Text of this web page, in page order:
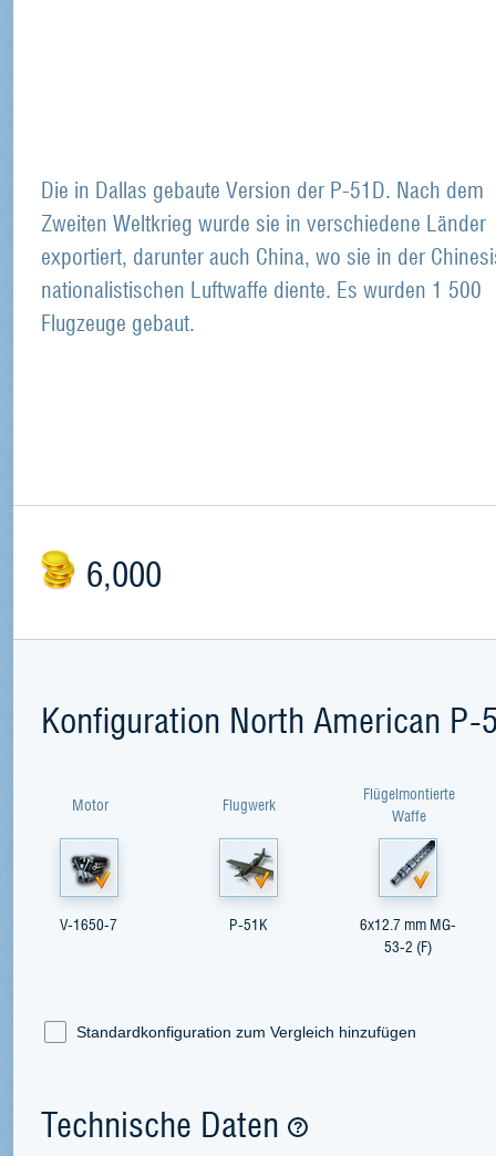
Die in Dallas gebaute Version der P-51D. Nach dem
Zweiten Weltkrieg wurde sie in verschiedene Länder
exportiert, darunter auch China, wo sie in der
nationalistischen Luftwaffe diente. Es wurden 1 500
Flugzeuge gebaut.
6,000
Konfiguration North American P-
Motor
V-1650-7
Flugwerk
P-51K
Flügelmontierte
Waffe
6x12.7 mm MG-
53-2 (F)
Standardkonfiguration zum Vergleich hinzufügen
Technische Daten